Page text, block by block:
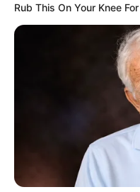
$30k In Debt Relief
Institutions Quietly
Rub This On Your Knee